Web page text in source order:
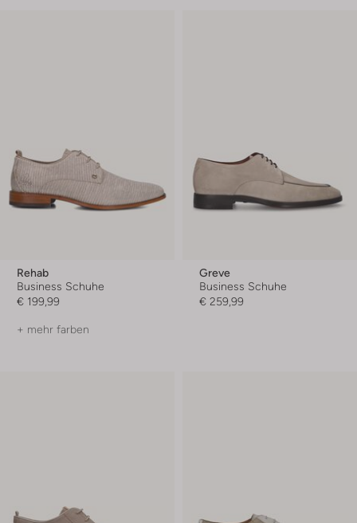
Rehab
Business Schuhe
€ 199,99
+ mehr farben
Greve
Business Schuhe
€ 259,99